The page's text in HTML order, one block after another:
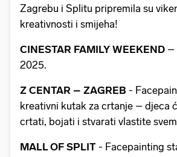
Zagrebu i Splitu pripremila su
kreativnosti i smijeha!
CINESTAR FAMILY WEEKEND –
2025.
Z CENTAR – ZAGREB -
kreativni kutak za crtanje – djeca
crtati, bojati i stvarati vlastite
MALL OF SPLIT - Facepainting